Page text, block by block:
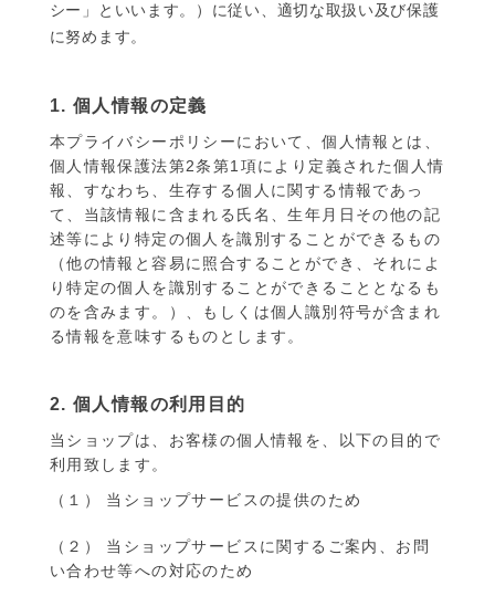
シー」といいます。）に従い、適切な取扱い及び保護
に努めます。
1. 個人情報の定義
本プライバシーポリシーにおいて、個人情報とは、
個人情報保護法第2条第1項により定義された個人情
報、すなわち、生存する個人に関する情報であっ
て、当該情報に含まれる氏名、生年月日その他の記
述等により特定の個人を識別することができるもの
（他の情報と容易に照合することができ、それによ
り特定の個人を識別することができることとなるも
のを含みます。）、もしくは個人識別符号が含まれ
る情報を意味するものとします。
2. 個人情報の利用目的
当ショップは、お客様の個人情報を、以下の目的で
利用致します。
（１） 当ショップサービスの提供のため
（２） 当ショップサービスに関するご案内、お問
い合わせ等への対応のため